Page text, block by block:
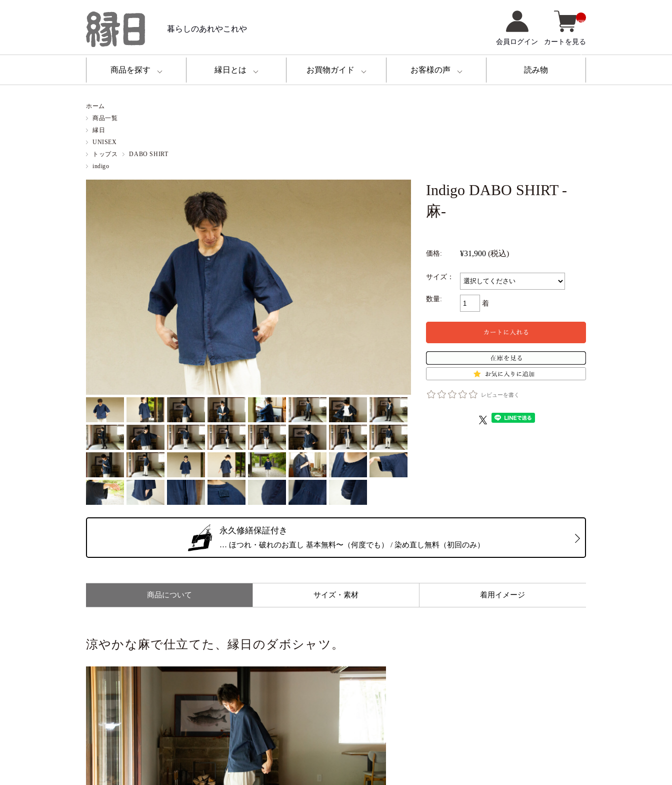
暮らしのあれやこれや
会員ログイン カートを見る
IT
C
T
商品を探す 縁日とは お買物ガイド お客様の声 読み物
ホーム
商品一覧
縁日
UNISEX
トップス
DABO SHIRT
indigo
Indigo DABO SHIRT -
麻-
価格: ¥31,900 (税込)
サイズ：
数量:
着
レビューを書く
永久修繕保証付き
… ほつれ・破れのお直し 基本無料〜（何度でも） / 染め直し無料（初回のみ）
商品について サイズ・素材 着用イメージ
涼やかな麻で仕立てた、縁日のダボシャツ。